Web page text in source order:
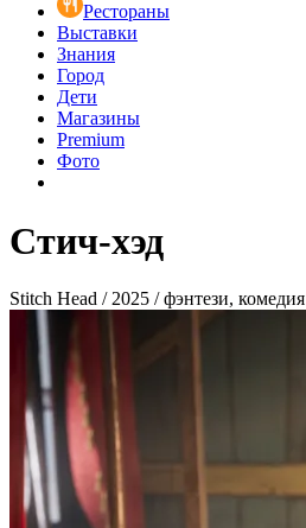
Рестораны
Выставки
Знания
Город
Дети
Магазины
Premium
Фото
Стич-хэд
Stitch Head / 2025 / фэнтези, комедия